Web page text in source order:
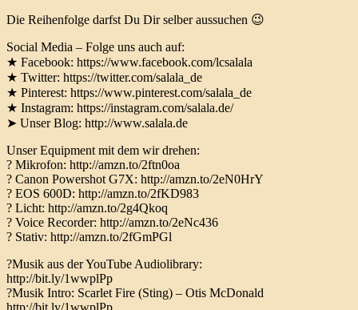
Die Reihenfolge darfst Du Dir selber aussuchen 😉
Social Media – Folge uns auch auf:
★ Facebook: https://www.facebook.com/lcsalala
★ Twitter: https://twitter.com/salala_de
★ Pinterest: https://www.pinterest.com/salala_de
★ Instagram: https://instagram.com/salala.de/
➤ Unser Blog: http://www.salala.de
Unser Equipment mit dem wir drehen:
? Mikrofon: http://amzn.to/2ftn0oa
? Canon Powershot G7X: http://amzn.to/2eN0HrY
? EOS 600D: http://amzn.to/2fKD983
? Licht: http://amzn.to/2g4Qkoq
? Voice Recorder: http://amzn.to/2eNc436
? Stativ: http://amzn.to/2fGmPGl
?Musik aus der YouTube Audiolibrary:
http://bit.ly/1wwplPp
?Musik Intro: Scarlet Fire (Sting) – Otis McDonald